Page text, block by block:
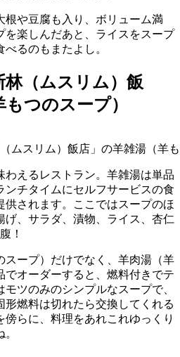
根や豆腐も入り、ボリューム満
を楽しんだあと、ライスをスープ
るのもまたよし。
（ムスリム）飯
つのスープ）
ムスリム）飯店」の羊雑湯（羊
わえるレストラン。羊雑湯は単品
ンチタイムにセルフサービスの食
供されます。ここではスープのほ
げ、サラダ、漬物、ライス、杏仁
！
スープ）だけでなく、羊肉湯（羊
でオーダーすると、燃料付きでテ
ツのみのシンプルなスープで、
燃料は切れたら交換してくれる
らに、料理をあれこれゆっくり